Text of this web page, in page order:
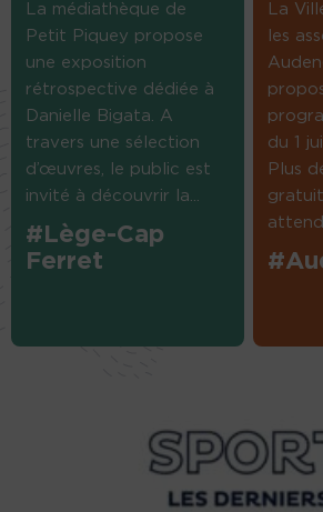
La médiathèque de
Petit Piquey propose
une exposition
rétrospective dédiée à
Danielle Bigata. A
travers une sélection
d’œuvres, le public est
invité à découvrir la...
#Lège-Cap
Ferret
La
les
du 1
Plus